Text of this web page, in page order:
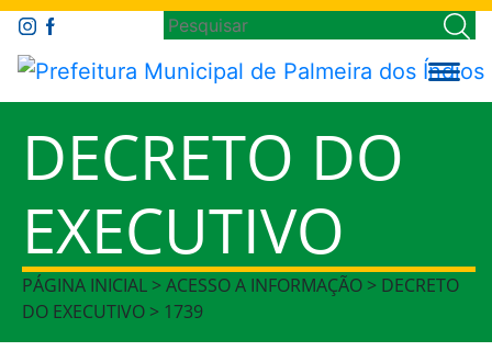
DECRETO DO
EXECUTIVO
PÁGINA INICIAL > ACESSO A INFORMAÇÃO > DECRETO
DO EXECUTIVO > 1739